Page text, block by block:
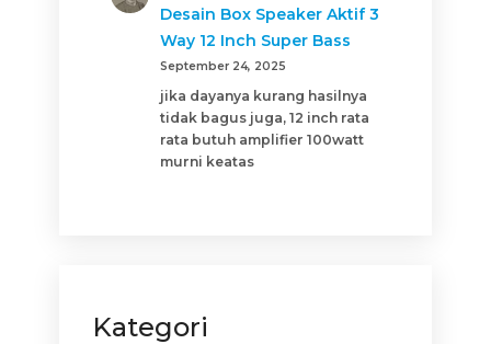
Desain Box Speaker Aktif 3
Way 12 Inch Super Bass
September 24, 2025
jika dayanya kurang hasilnya
tidak bagus juga, 12 inch rata
rata butuh amplifier 100watt
murni keatas
Kategori